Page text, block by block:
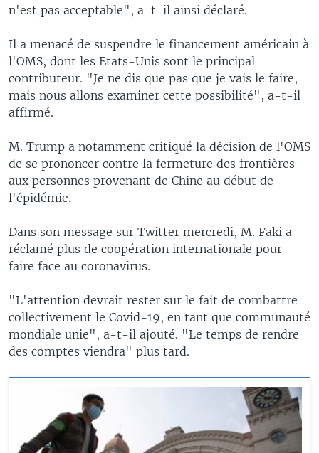
n'est pas acceptable", a-t-il ainsi déclaré.
Il a menacé de suspendre le financement américain à
l'OMS, dont les Etats-Unis sont le principal
contributeur. "Je ne dis que pas que je vais le faire,
mais nous allons examiner cette possibilité", a-t-il
affirmé.
M. Trump a notamment critiqué la décision de l'OMS
de se prononcer contre la fermeture des frontières
aux personnes provenant de Chine au début de
l'épidémie.
Dans son message sur Twitter mercredi, M. Faki a
réclamé plus de coopération internationale pour
faire face au coronavirus.
"L'attention devrait rester sur le fait de combattre
collectivement le Covid-19, en tant que communauté
mondiale unie", a-t-il ajouté. "Le temps de rendre
des comptes viendra" plus tard.